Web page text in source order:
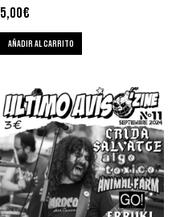
5,00€
AÑADIR AL CARRITO